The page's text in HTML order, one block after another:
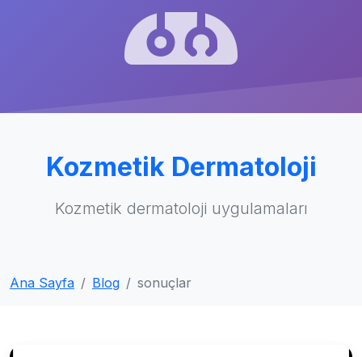
Kozmetik Dermatoloji
Kozmetik dermatoloji uygulamaları
Ana Sayfa Blog sonuçlar